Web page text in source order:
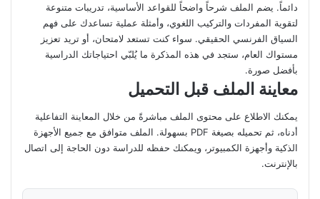
دائماً. يضم الملف شرحاً واضحاً للقواعد الأساسية، تدريبات متنوعة
لتقوية المفردات والتركيب اللغوي، وأمثلة عملية تساعدك على فهم
السياق الفرنسي الحقيقي. سواء كنت تستعد لامتحان، أو تريد تعزيز
مستواك العام، ستجد في هذه المذكرة ما يُلبّي احتياجاتك الدراسية
بأفضل صورة.
معاينة الملف قبل التحميل
يمكنك الاطلاع على محتوى الملف مباشرةً من خلال المعاينة التفاعلية
أدناه، ثم تحميله بصيغة PDF بسهولة. الملف متوافق مع جميع الأجهزة
الذكية وأجهزة الكمبيوتر، ويمكنك حفظه للدراسة دون الحاجة إلى اتصال
بالإنترنت.